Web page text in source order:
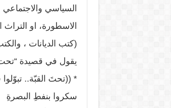
السياسي
الاسطورة، او التراث
(كتب الديانات ،
يقول في قصيدة “تحت
* ((تحتَ القبّة..
سكروا بنفطِ البصرةِ